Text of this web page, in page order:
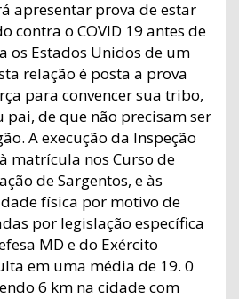
apresentar prova de estar
contra o COVID 19 antes de
os Estados Unidos de um
relação é posta a prova
para convencer sua tribo,
de que não precisam ser
A execução da Inspeção
matrícula nos Curso de
de Sargentos, e às
física por motivo de
por legislação específica
MD e do Exército
em uma média de 19. 0
6 km na cidade com